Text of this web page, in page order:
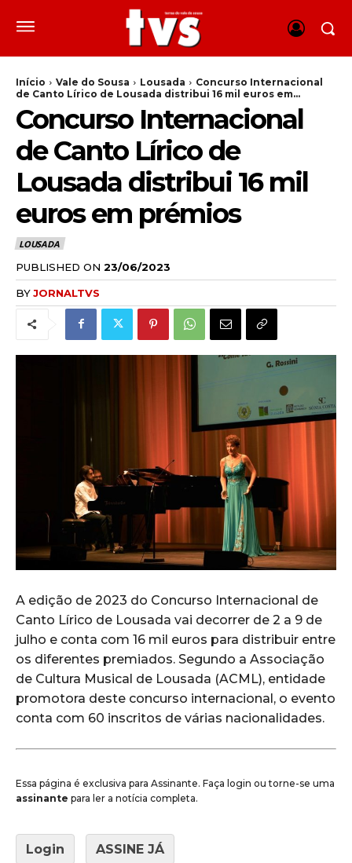
Início Vale do Sousa Lousada
Concurso Internacional
de Canto Lírico de Lousada distribui 16 mil euros em...
Concurso Internacional
de Canto Lírico de
Lousada distribui 16 mil
euros em prémios
LOUSADA
PUBLISHED ON 23/06/2023
BYJORNALTVS
A edição de 2023 do Concurso Internacional de
Canto Lírico de Lousada vai decorrer de 2 a 9 de
julho e conta com 16 mil euros para distribuir entre
os diferentes premiados. Segundo a Associação
de Cultura Musical de Lousada (ACML), entidade
promotora deste concurso internacional, o evento
conta com 60 inscritos de várias nacionalidades.
Essa página é exclusiva para Assinante. Faça login ou torne-se uma
assinante para ler a notícia completa.
Login ASSINE JÁ